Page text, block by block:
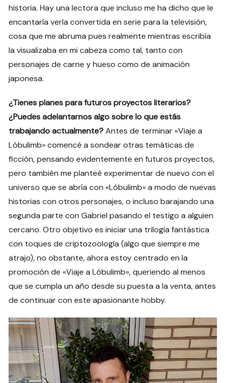
historia. Hay una lectora que incluso me ha dicho que le
encantaría verla convertida en serie para la televisión,
cosa que me abruma pues realmente mientras escribía
la visualizaba en mi cabeza como tal, tanto con
personajes de carne y hueso como de animación
japonesa.
¿Tienes planes para futuros proyectos literarios?
¿Puedes adelantarnos algo sobre lo que estás
trabajando actualmente?Antes de terminar «Viaje a
Lóbulimb» comencé a sondear otras temáticas de
ficción, pensando evidentemente en futuros proyectos,
pero también me planteé experimentar de nuevo con el
universo que se abría con «Lóbulimb» a modo de nuevas
historias con otros personajes, o incluso barajando una
segunda parte con Gabriel pasando el testigo a alguien
cercano. Otro objetivo es iniciar una trilogía fantástica
con toques de criptozoología (algo que siempre me
atrajo), no obstante, ahora estoy centrado en la
promoción de «Viaje a Lóbulimb», queriendo al menos
que se cumpla un año desde su puesta a la venta, antes
de continuar con este apasionante hobby.